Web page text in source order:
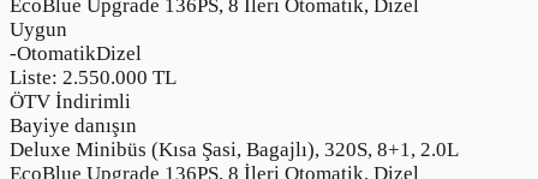
EcoBlue Upgrade 136PS, 8 İleri Otomatik, Dizel
Uygun
-OtomatikDizel
Liste: 2.550.000 TL
ÖTV İndirimli
Bayiye danışın
Deluxe Minibüs (Kısa Şasi, Bagajlı), 320S, 8+1, 2.0L
EcoBlue Upgrade 136PS, 8 İleri Otomatik, Dizel